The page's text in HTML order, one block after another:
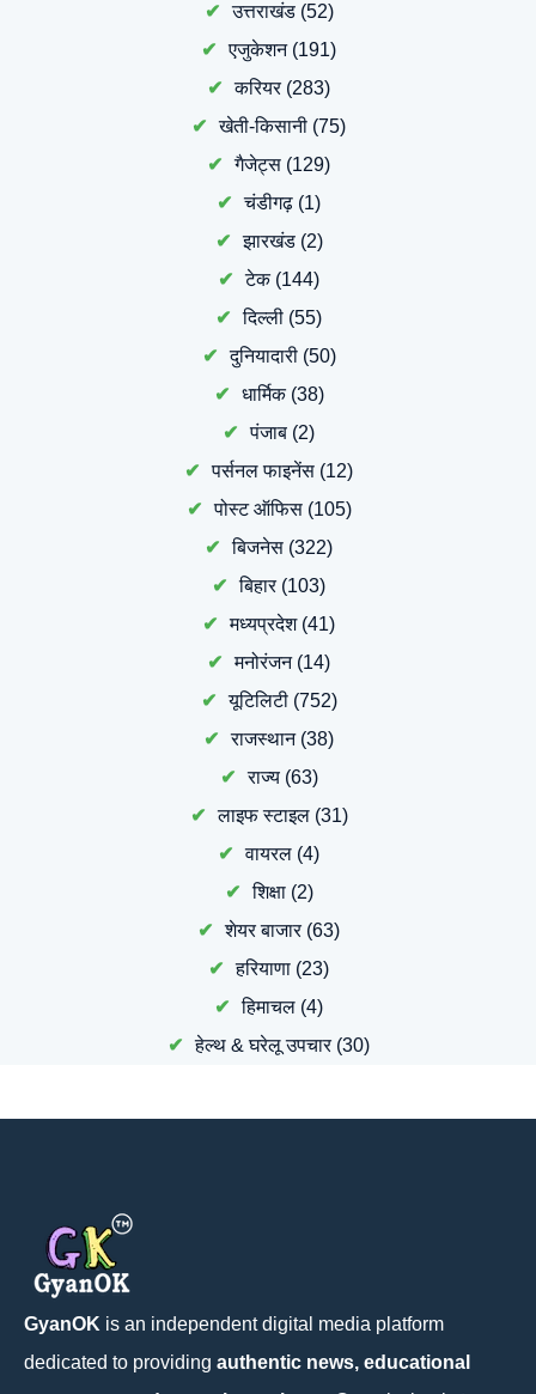
उत्तराखंड(52)
एजुकेशन(191)
करियर(283)
खेती-किसानी (75)
गैजेट्स (129)
चंडीगढ़ (1)
झारखंड(2)
टेक(144)
दिल्ली (55)
दुनियादारी(50)
धार्मिक(38)
पंजाब (2)
पर्सनल फाइनेंस (12)
पोस्ट ऑफिस(105)
बिजनेस (322)
बिहार(103)
मध्यप्रदेश(41)
मनोरंजन(14)
यूटिलिटी(752)
राजस्थान(38)
राज्य(63)
लाइफ स्टाइल(31)
वायरल (4)
शिक्षा(2)
शेयर बाजार(63)
हरियाणा (23)
हिमाचल (4)
हेल्थ & घरेलू उपचार(30)
GyanOK is an independent digital media platform
dedicated to providing authentic news, educational